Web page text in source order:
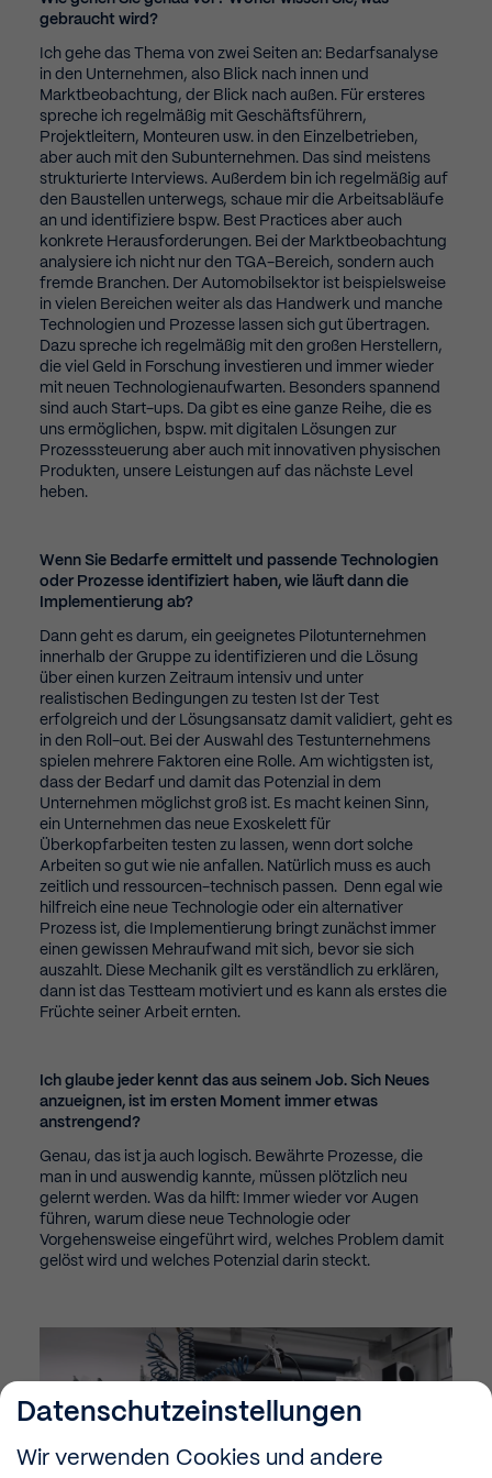
gebraucht wird?
Ich gehe das Thema von zwei Seiten an: Bedarfsanalyse
in den Unternehmen, also Blick nach innen und
Marktbeobachtung, der Blick nach außen. Für ersteres
spreche ich regelmäßig mit Geschäftsführern,
Projektleitern, Monteuren usw. in den Einzelbetrieben,
aber auch mit den Subunternehmen. Das sind meistens
strukturierte Interviews. Außerdem bin ich regelmäßig auf
den Baustellen unterwegs, schaue mir die Arbeitsabläufe
an und identifiziere bspw. Best Practices aber auch
konkrete Herausforderungen. Bei der Marktbeobachtung
analysiere ich nicht nur den TGA-Bereich, sondern auch
fremde Branchen. Der Automobilsektor ist beispielsweise
in vielen Bereichen weiter als das Handwerk und manche
Technologien und Prozesse lassen sich gut übertragen.
Dazu spreche ich regelmäßig mit den großen Herstellern,
die viel Geld in Forschung investieren und immer wieder
mit neuen Technologienaufwarten. Besonders spannend
sind auch Start-ups. Da gibt es eine ganze Reihe, die es
uns ermöglichen, bspw. mit digitalen Lösungen zur
Prozesssteuerung aber auch mit innovativen physischen
Produkten, unsere Leistungen auf das nächste Level
heben.
Wenn Sie Bedarfe ermittelt und passende Technologien
oder Prozesse identifiziert haben, wie läuft dann die
Implementierung ab?
Dann geht es darum, ein geeignetes Pilotunternehmen
innerhalb der Gruppe zu identifizieren und die Lösung
über einen kurzen Zeitraum intensiv und unter
realistischen Bedingungen zu testen Ist der Test
erfolgreich und der Lösungsansatz damit validiert, geht es
in den Roll-out. Bei der Auswahl des Testunternehmens
spielen mehrere Faktoren eine Rolle. Am wichtigsten ist,
dass der Bedarf und damit das Potenzial in dem
Unternehmen möglichst groß ist. Es macht keinen Sinn,
ein Unternehmen das neue Exoskelett für
Überkopfarbeiten testen zu lassen, wenn dort solche
Arbeiten so gut wie nie anfallen. Natürlich muss es auch
zeitlich und ressourcen-technisch passen. Denn egal wie
hilfreich eine neue Technologie oder ein alternativer
Prozess ist, die Implementierung bringt zunächst immer
einen gewissen Mehraufwand mit sich, bevor sie sich
auszahlt. Diese Mechanik gilt es verständlich zu erklären,
dann ist das Testteam motiviert und es kann als erstes die
Früchte seiner Arbeit ernten.
Ich glaube jeder kennt das aus seinem Job. Sich Neues
anzueignen, ist im ersten Moment immer etwas
anstrengend?
Genau, das ist ja auch logisch. Bewährte Prozesse, die
man in und auswendig kannte, müssen plötzlich neu
gelernt werden. Was da hilft: Immer wieder vor Augen
führen, warum diese neue Technologie oder
Vorgehensweise eingeführt wird, welches Problem damit
gelöst wird und welches Potenzial darin steckt.
Datenschutzeinstellungen
Wir verwenden Cookies und andere